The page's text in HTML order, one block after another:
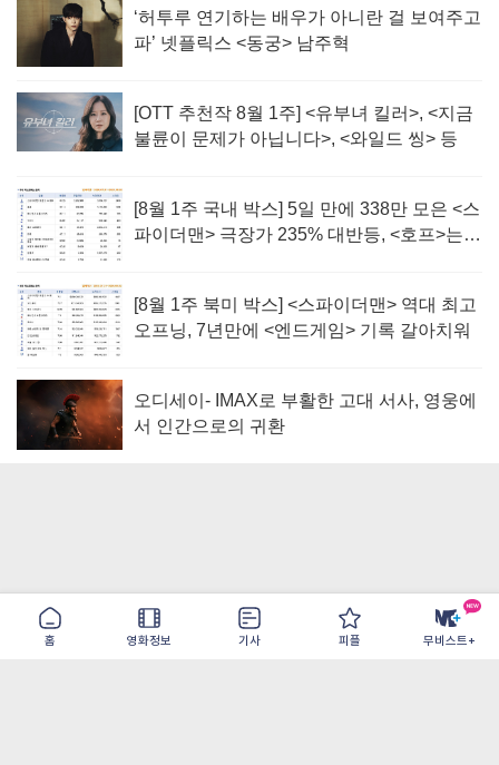
홈 영화정보 기사 피플 무비스트+
‘허투루 연기하는 배우가 아니란 걸 보여주고
파’ 넷플릭스 <동궁> 남주혁
[OTT 추천작 8월 1주] <유부녀 킬러>, <지금
불륜이 문제가 아닙니다>, <와일드 씽> 등
[8월 1주 국내 박스] 5일 만에 338만 모은 <스
파이더맨> 극장가 235% 대반등, <호프>는
[8월 1주 북미 박스] <스파이더맨> 역대 최고
오프닝, 7년만에 <엔드게임> 기록 갈아치워
오디세이- IMAX로 부활한 고대 서사, 영웅에
서 인간으로의 귀환